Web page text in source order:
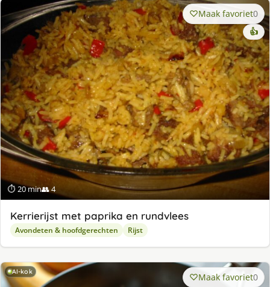
⏱ 20 min👥 4
Maak favoriet0
👍
Kerrierijst met paprika en rundvlees
Avondeten & hoofdgerechten Rijst
AI-kok Maak favoriet0